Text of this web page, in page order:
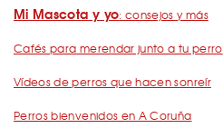
Mi Mascota y yo: consejos y más
Cafés para merendar junto a tu perro
Vídeos de perros que hacen sonreír
Perros bienvenidos en A Coruña